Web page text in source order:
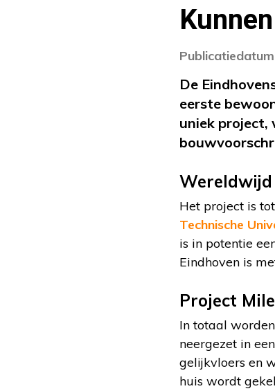
De
eerste
uniek project,
Het project is
Technische
is in potentie
Eindhoven is
Project
In totaal
neergezet in
gelijkvloers en
huis wordt